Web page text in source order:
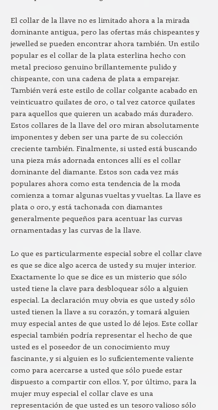
El collar de la llave no es limitado ahora a la mirada
dominante antigua, pero las ofertas más chispeantes y
jewelled se pueden encontrar ahora también. Un estilo
popular es el collar de la plata esterlina hecho con
metal precioso genuino brillantemente pulido y
chispeante, con una cadena de plata a emparejar.
También verá este estilo de collar colgante acabado en
veinticuatro quilates de oro, o tal vez catorce quilates
para aquellos que quieren un acabado más duradero.
Estos collares de la llave del oro miran absolutamente
imponentes y deben ser una parte de su colección
creciente también. Finalmente, si usted está buscando
una pieza más adornada entonces allí es el collar
dominante del diamante. Estos son cada vez más
populares ahora como esta tendencia de la moda
comienza a tomar algunas vueltas y vueltas. La llave es
plata o oro, y está tachonada con diamantes
generalmente pequeños para acentuar las curvas
ornamentadas y las curvas de la llave.
Lo que es particularmente especial sobre el collar clave
es que se dice algo acerca de usted y su mujer interior.
Exactamente lo que se dice es un misterio que sólo
usted tiene la clave para desbloquear sólo a alguien
especial. La declaración muy obvia es que usted y sólo
usted tienen la llave a su corazón, y tomará alguien
muy especial antes de que usted lo dé lejos. Este collar
especial también podría representar el hecho de que
usted es el poseedor de un conocimiento muy
fascinante, y si alguien es lo suficientemente valiente
como para acercarse a usted que sólo puede estar
dispuesto a compartir con ellos. Y, por último, para la
mujer muy especial el collar clave es una
representación de que usted es un tesoro valioso sólo